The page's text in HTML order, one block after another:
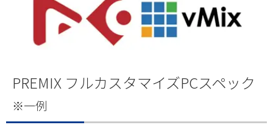
PREMIX フルカスタマイズPCスペック
※一例